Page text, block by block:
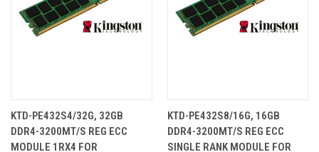
KTD-PE432S4/32G, 32GB
DDR4-3200MT/S REG ECC
MODULE 1RX4 FOR
KTD-PE432S8/16G, 16GB
DDR4-3200MT/S REG ECC
SINGLE RANK MODULE FOR